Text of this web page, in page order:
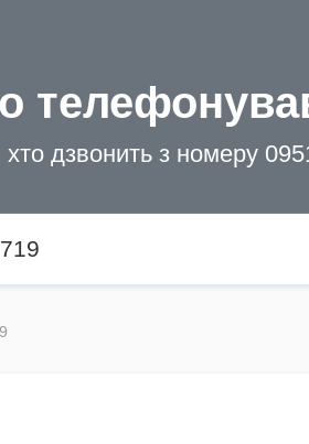
хто дзвонить з номеру